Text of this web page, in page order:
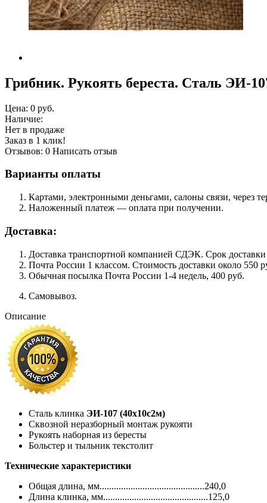
Грибник. Рукоять береста. Сталь ЭИ-
Цена: 0 руб.
Наличие:
Нет в продаже
Заказ в 1 клик!
Отзывов: 0 Написать отзыв
Варианты оплаты
Картами, электронными деньгами, салоны связи, через
Наложенный платеж — оплата при получении.
Доставка:
Доставка транспортной компанией СДЭК. Срок
Почта России 1 классом. Cтоимость доставки около 550
Обычная посылка Почта России 1-4 недель, 400 руб.
Самовывоз.
Описание
Сталь клинка ЭИ-107 (40х10с2м)
Сквозной неразборный монтаж рукояти
Рукоять наборная из бересты
Больстер и тыльник текстолит
Технические характеристики
Общая длина, мм............................................240,0
Длина клинка, мм............................................125,0